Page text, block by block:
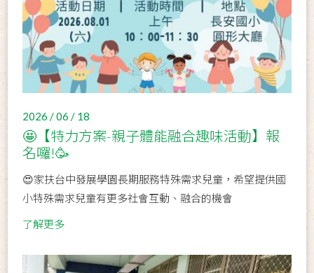
2026 / 06 / 18
🤩【特力方案-親子體能融合趣味活動】報
名囉!🥳
😍家扶台中發展學園長期服務特殊需求兒童，希望提供國
小特殊需求兒童有更多社會互動、融合的機會
了解更多